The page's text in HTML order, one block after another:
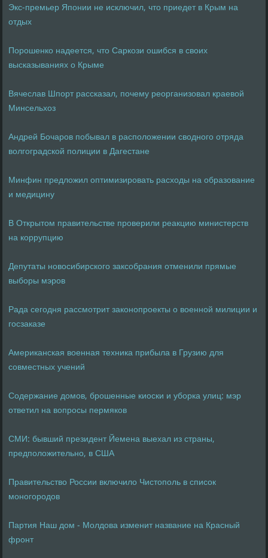
Экс-премьер Японии не исключил, что приедет в Крым на
отдых
Порошенко надеется, что Саркози ошибся в своих
высказываниях о Крыме
Вячеслав Шпорт рассказал, почему реорганизовал краевой
Минсельхоз
Андрей Бочаров побывал в расположении сводного отряда
волгоградской полиции в Дагестане
Минфин предложил оптимизировать расходы на образование
и медицину
В Открытом правительстве проверили реакцию министерств
на коррупцию
Депутаты новосибирского заксобрания отменили прямые
выборы мэров
Рада сегодня рассмотрит законопроекты о военной милиции и
госзаказе
Американская военная техника прибыла в Грузию для
совместных учений
Содержание домов, брошенные киоски и уборка улиц: мэр
ответил на вопросы пермяков
СМИ: бывший президент Йемена выехал из страны,
предположительно, в США
Правительство России включило Чистополь в список
моногородов
Партия Наш дом - Молдова изменит название на Красный
фронт